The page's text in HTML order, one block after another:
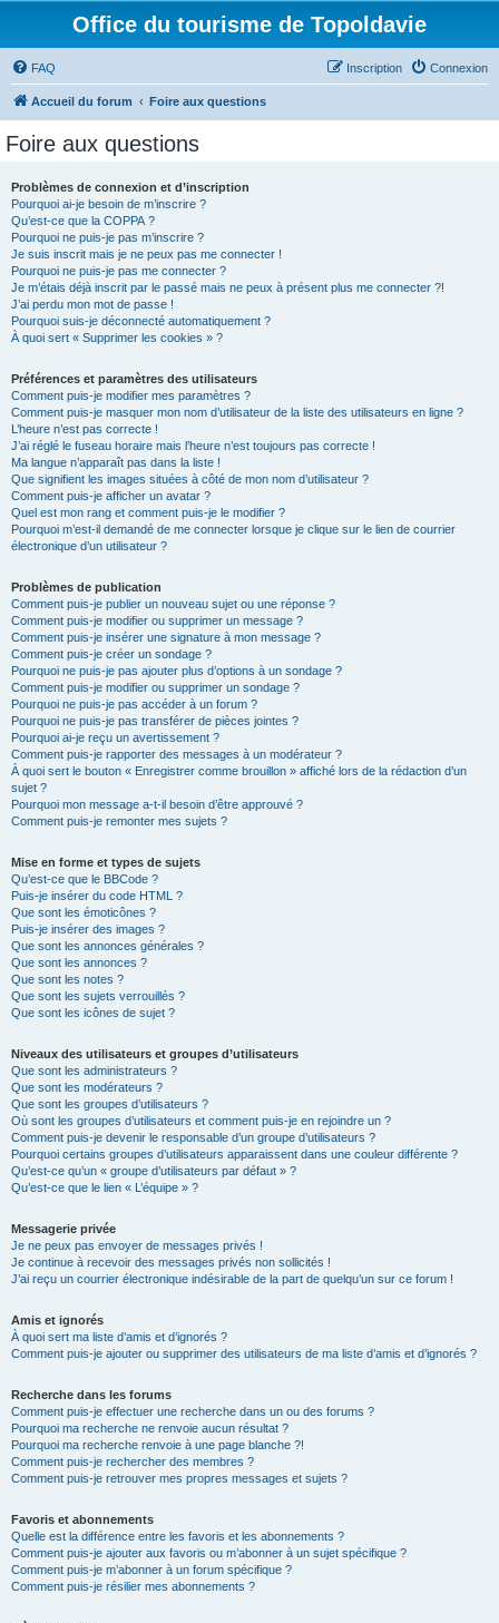
Office du tourisme de Topoldavie
FAQ Connexion
Inscription
Accueil du forum Foire aux questions
Foire aux questions
Problèmes de connexion et d’inscription
Pourquoi ai-je besoin de m’inscrire ?
Qu’est-ce que la COPPA ?
Pourquoi ne puis-je pas m’inscrire ?
Je suis inscrit mais je ne peux pas me connecter !
Pourquoi ne puis-je pas me connecter ?
Je m’étais déjà inscrit par le passé mais ne peux à présent plus me connecter ?!
J’ai perdu mon mot de passe !
Pourquoi suis-je déconnecté automatiquement ?
À quoi sert « Supprimer les cookies » ?
Préférences et paramètres des utilisateurs
Comment puis-je modifier mes paramètres ?
Comment puis-je masquer mon nom d’utilisateur de la liste des utilisateurs en ligne ?
L’heure n’est pas correcte !
J’ai réglé le fuseau horaire mais l’heure n’est toujours pas correcte !
Ma langue n’apparaît pas dans la liste !
Que signifient les images situées à côté de mon nom d’utilisateur ?
Comment puis-je afficher un avatar ?
Quel est mon rang et comment puis-je le modifier ?
Pourquoi m’est-il demandé de me connecter lorsque je clique sur le lien de courrier
électronique d’un utilisateur ?
Problèmes de publication
Comment puis-je publier un nouveau sujet ou une réponse ?
Comment puis-je modifier ou supprimer un message ?
Comment puis-je insérer une signature à mon message ?
Comment puis-je créer un sondage ?
Pourquoi ne puis-je pas ajouter plus d’options à un sondage ?
Comment puis-je modifier ou supprimer un sondage ?
Pourquoi ne puis-je pas accéder à un forum ?
Pourquoi ne puis-je pas transférer de pièces jointes ?
Pourquoi ai-je reçu un avertissement ?
Comment puis-je rapporter des messages à un modérateur ?
À quoi sert le bouton « Enregistrer comme brouillon » affiché lors de la rédaction d’un
sujet ?
Pourquoi mon message a-t-il besoin d’être approuvé ?
Comment puis-je remonter mes sujets ?
Mise en forme et types de sujets
Qu’est-ce que le BBCode ?
Puis-je insérer du code HTML ?
Que sont les émoticônes ?
Puis-je insérer des images ?
Que sont les annonces générales ?
Que sont les annonces ?
Que sont les notes ?
Que sont les sujets verrouillés ?
Que sont les icônes de sujet ?
Niveaux des utilisateurs et groupes d’utilisateurs
Que sont les administrateurs ?
Que sont les modérateurs ?
Que sont les groupes d’utilisateurs ?
Où sont les groupes d’utilisateurs et comment puis-je en rejoindre un ?
Comment puis-je devenir le responsable d’un groupe d’utilisateurs ?
Pourquoi certains groupes d’utilisateurs apparaissent dans une couleur différente ?
Qu’est-ce qu’un « groupe d’utilisateurs par défaut » ?
Qu’est-ce que le lien « L’équipe » ?
Messagerie privée
Je ne peux pas envoyer de messages privés !
Je continue à recevoir des messages privés non sollicités !
J’ai reçu un courrier électronique indésirable de la part de quelqu’un sur ce forum !
Amis et ignorés
À quoi sert ma liste d’amis et d’ignorés ?
Comment puis-je ajouter ou supprimer des utilisateurs de ma liste d’amis et d’ignorés ?
Recherche dans les forums
Comment puis-je effectuer une recherche dans un ou des forums ?
Pourquoi ma recherche ne renvoie aucun résultat ?
Pourquoi ma recherche renvoie à une page blanche ?!
Comment puis-je rechercher des membres ?
Comment puis-je retrouver mes propres messages et sujets ?
Favoris et abonnements
Quelle est la différence entre les favoris et les abonnements ?
Comment puis-je ajouter aux favoris ou m’abonner à un sujet spécifique ?
Comment puis-je m’abonner à un forum spécifique ?
Comment puis-je résilier mes abonnements ?